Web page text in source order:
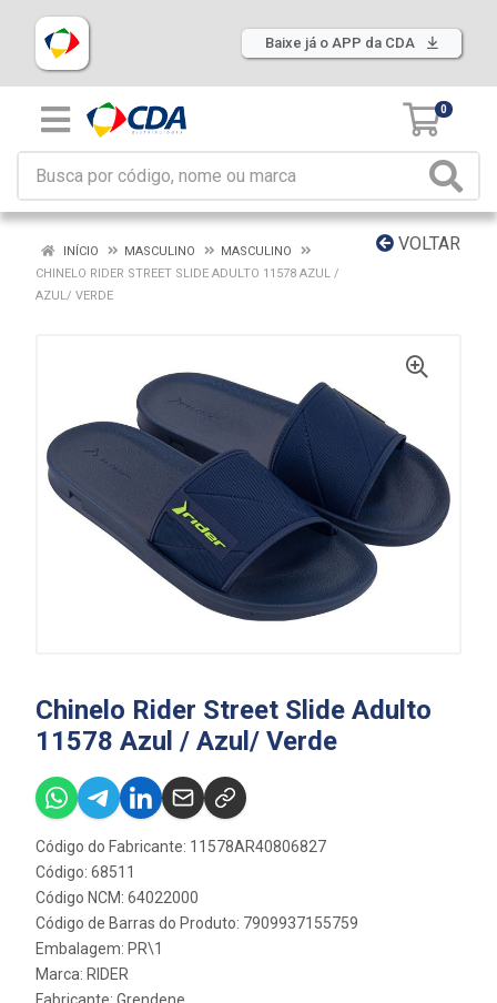
Baixe já o APP da CDA
0
VOLTAR
INÍCIO MASCULINO
MASCULINO
CHINELO RIDER STREET SLIDE ADULTO 11578 AZUL /
AZUL/ VERDE
Chinelo Rider Street Slide Adulto
11578 Azul / Azul/ Verde
Código do Fabricante: 11578AR40806827
Código: 68511
Código NCM: 64022000
Código de Barras do Produto: 7909937155759
Embalagem: PR\1
Marca: RIDER